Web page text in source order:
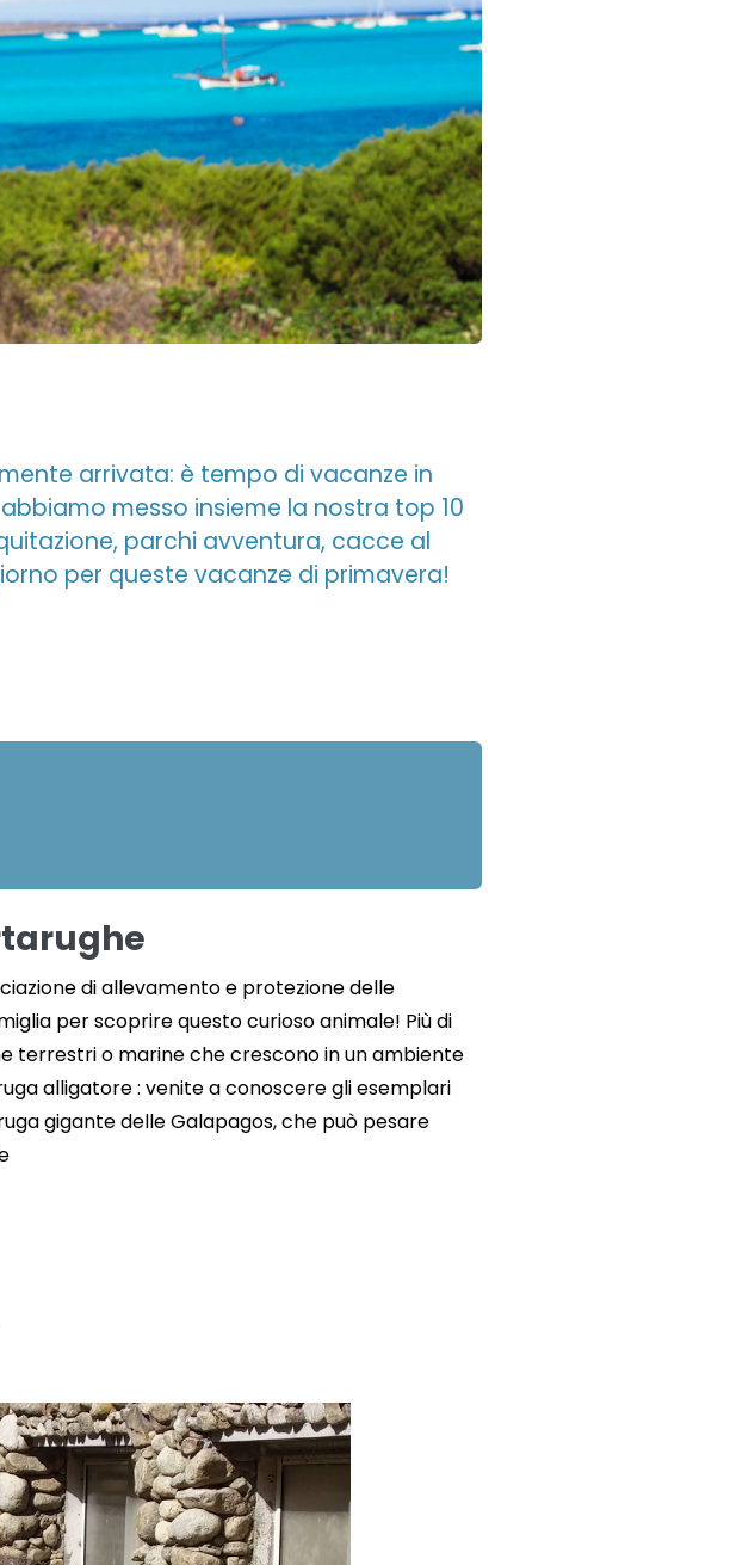
arrivata: è tempo di vacanze in
messo insieme la nostra top 10
parchi avventura, cacce al
per queste vacanze di primavera!
di allevamento e protezione delle
per scoprire questo curioso animale! Più di
terrestri o marine che crescono in un ambiente
alligatore : venite a conoscere gli esemplari
gigante delle Galapagos, che può pesare